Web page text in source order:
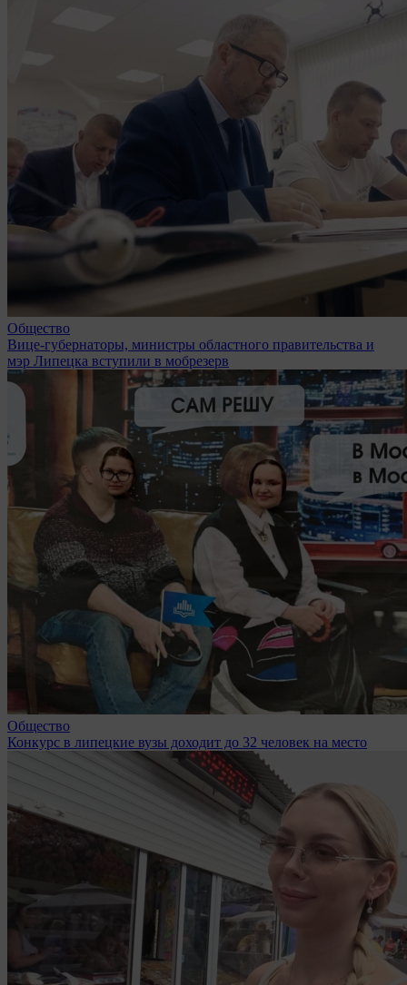
Общество
Вице-губернаторы, министры областного правительства и
мэр Липецка вступили в мобрезерв
Общество
Конкурс в липецкие вузы доходит до 32 человек на место